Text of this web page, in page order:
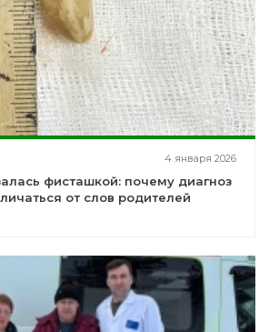
4 января 2026
фисташкой: почему диагноз
от слов родителей